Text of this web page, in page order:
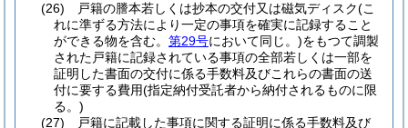
(26)
戸籍の謄本若しくは抄本の交付又は磁気ディスク(こ
れに準ずる方法により一定の事項を確実に記録すること
ができる物を含む。 第29号において同じ。)をもつて調製
された戸籍に記録されている事項の全部若しくは一部を
証明した書面の交付に係る手数料及びこれらの書面の送
付に要する費用(指定納付受託者から納付されるものに限
る。)
(27)
戸籍に記載した事項に関する証明に係る手数料及び